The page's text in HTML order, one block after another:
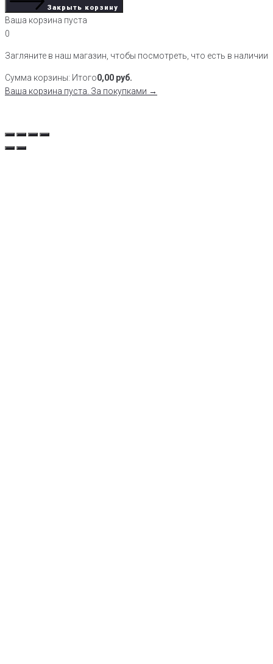
Закрыть корзину
Ваша корзина пуста
0
Загляните в наш магазин, чтобы посмотреть, что есть в наличии
Сумма корзины: Итого0,00 руб.
Ваша корзина пуста. За покупками →